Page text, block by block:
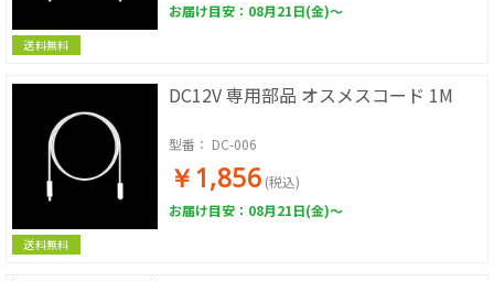
送料無料
お届け目安：08月21日(金)～
送料無料
DC12V 専用部品 オスメスコード 1M
型番： DC-006
￥1,856 (税込)
お届け目安：08月21日(金)～